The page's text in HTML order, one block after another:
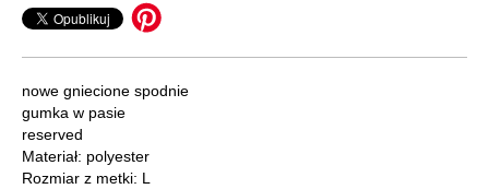
nowe gniecione spodnie
gumka w pasie
reserved
Materiał: polyester
Rozmiar z metki: L